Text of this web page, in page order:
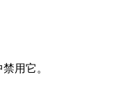
用它。